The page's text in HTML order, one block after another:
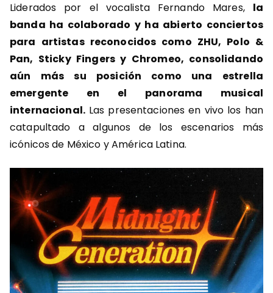
Liderados por el vocalista Fernando Mares, la
banda ha colaborado y ha abierto conciertos
para artistas reconocidos como ZHU, Polo &
Pan, Sticky Fingers y Chromeo, consolidando
aún más su posición como una estrella
emergente en el panorama musical
internacional.Las presentaciones en vivo los han
catapultado a algunos de los escenarios más
icónicos de México y América Latina.